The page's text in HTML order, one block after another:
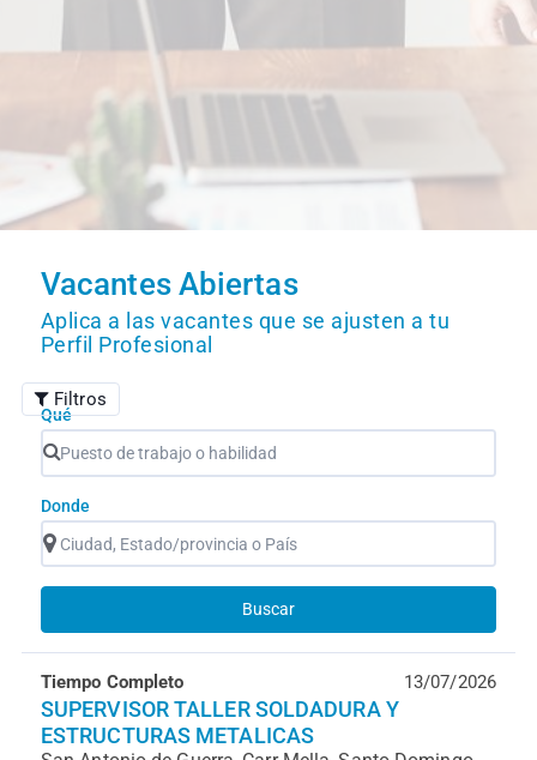
Vacantes Abiertas
Aplica a las vacantes que se ajusten a tu
Perfil Profesional
Filtros
Qué
Donde
Buscar
SUPERVISOR TALLER SOLDADURA Y
ESTRUCTURAS METALICAS
Tiempo Completo 13/07/2026